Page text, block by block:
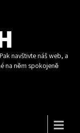
navštivte náš web, a
na něm spokojeně